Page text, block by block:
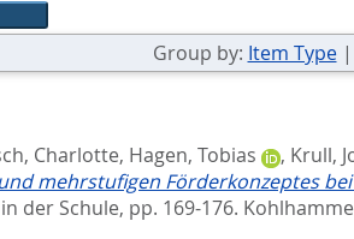
Group by: Item Type|
Charlotte, Hagen, Tobias , Krull,
mehrstufigen Förderkonzeptes
der Schule, pp. 169-176.